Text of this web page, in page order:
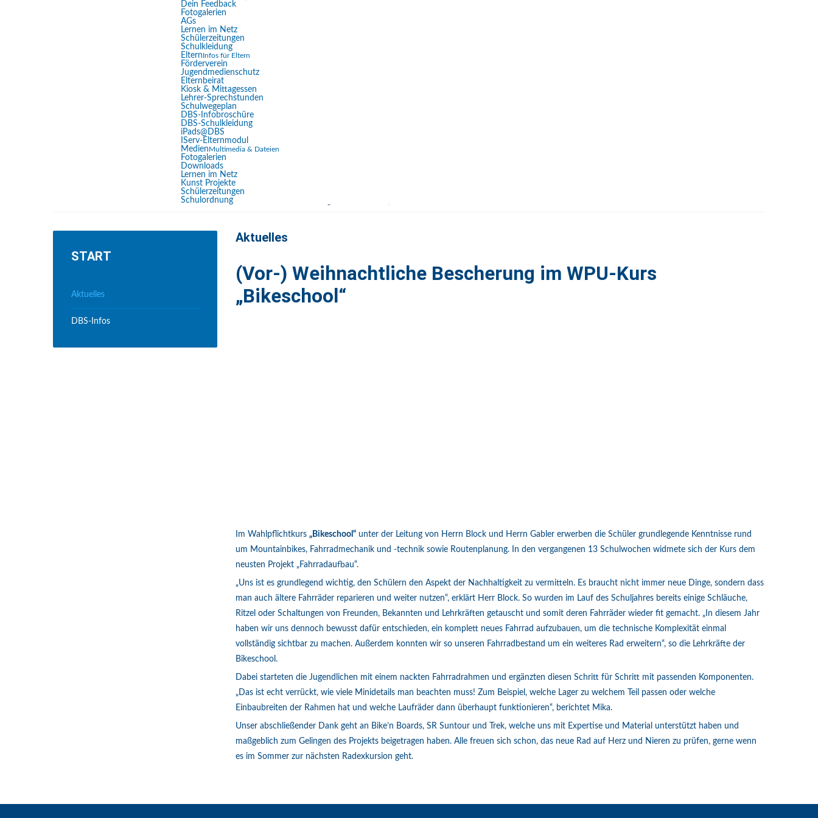
Dein Feedback
Fotogalerien
AGs
Lernen im Netz
Schülerzeitungen
Schulkleidung
ElternInfos für Eltern
Förderverein
Jugendmedienschutz
Elternbeirat
Kiosk & Mittagessen
Lehrer-Sprechstunden
Schulwegeplan
DBS-Infobroschüre
DBS-Schulkleidung
iPads@DBS
IServ-Elternmodul
MedienMultimedia & Dateien
Fotogalerien
Downloads
Lernen im Netz
Kunst Projekte
Schülerzeitungen
Schulordnung
Aktuelles (Vor-) Weihnachtliche Bescherung im WPU-Kurs „Bikeschool“
Aktuelles
(Vor-) Weihnachtliche Bescherung im WPU-Kurs
„Bikeschool“
Im Wahlpflichtkurs „Bikeschool“ unter der Leitung von Herrn Block und Herrn Gabler erwerben die Schüler grundlegende Kenntnisse rund
um Mountainbikes, Fahrradmechanik und -technik sowie Routenplanung. In den vergangenen 13 Schulwochen widmete sich der Kurs dem
neusten Projekt „Fahrradaufbau“.
„Uns ist es grundlegend wichtig, den Schülern den Aspekt der Nachhaltigkeit zu vermitteln. Es braucht nicht immer neue Dinge, sondern dass
man auch ältere Fahrräder reparieren und weiter nutzen“, erklärt Herr Block. So wurden im Lauf des Schuljahres bereits einige Schläuche,
Ritzel oder Schaltungen von Freunden, Bekannten und Lehrkräften getauscht und somit deren Fahrräder wieder fit gemacht. „In diesem Jahr
haben wir uns dennoch bewusst dafür entschieden, ein komplett neues Fahrrad aufzubauen, um die technische Komplexität einmal
vollständig sichtbar zu machen. Außerdem konnten wir so unseren Fahrradbestand um ein weiteres Rad erweitern“, so die Lehrkräfte der
Bikeschool.
Dabei starteten die Jugendlichen mit einem nackten Fahrradrahmen und ergänzten diesen Schritt für Schritt mit passenden Komponenten.
„Das ist echt verrückt, wie viele Minidetails man beachten muss! Zum Beispiel, welche Lager zu welchem Teil passen oder welche
Einbaubreiten der Rahmen hat und welche Laufräder dann überhaupt funktionieren“, berichtet Mika.
Unser abschließender Dank geht an Bike’n Boards, SR Suntour und Trek, welche uns mit Expertise und Material unterstützt haben und
maßgeblich zum Gelingen des Projekts beigetragen haben. Alle freuen sich schon, das neue Rad auf Herz und Nieren zu prüfen, gerne wenn
es im Sommer zur nächsten Radexkursion geht.
START
Aktuelles
DBS-Infos